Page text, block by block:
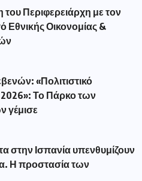
Περιφερειάρχη με τον
Εθνικής Οικονομίας &
«Πολιτιστικό
2026»: Το Πάρκο των
γέμισε
στην Ισπανία υπενθυμίζουν
Η προστασία των